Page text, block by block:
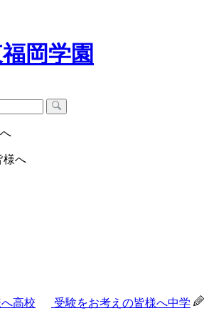
岡学園
様へ
高校 受験をお考えの皆様へ中学